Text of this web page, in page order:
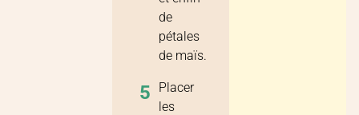
de
pétales
de maïs.
5
Placer
les